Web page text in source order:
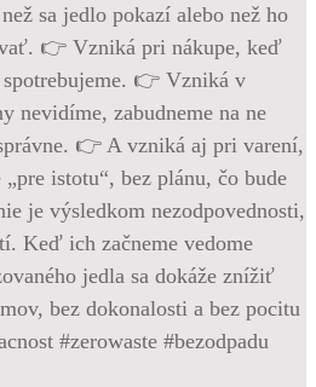
sa jedlo pokazí alebo než ho
👉 Vzniká pri nákupe, keď
spotrebujeme. 👉 Vzniká v
nevidíme, zabudneme na ne
👉 A vzniká aj pri varení,
istotu“, bez plánu, čo bude
je výsledkom nezodpovednosti,
Keď ich začneme vedome
jedla sa dokáže znížiť
bez dokonalosti a bez pocitu
#zerowaste #bezodpadu